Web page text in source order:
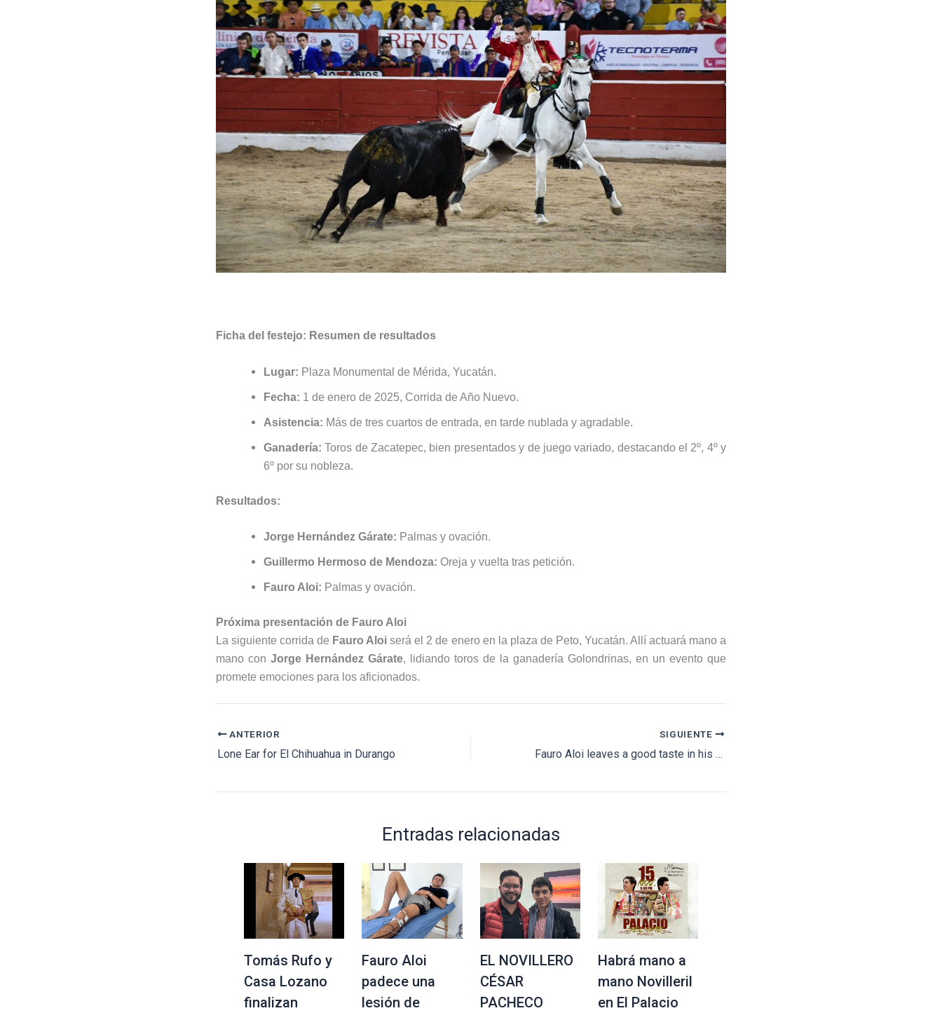
Ficha del festejo: Resumen de resultados
Lugar: Plaza Monumental de Mérida, Yucatán.
Fecha: 1 de enero de 2025, Corrida de Año Nuevo.
Asistencia: Más de tres cuartos de entrada, en tarde nublada y agradable.
Ganadería: Toros de Zacatepec, bien presentados y de juego variado, destacando el 2º, 4º y
6º por su nobleza.
Resultados:
Jorge Hernández Gárate: Palmas y ovación.
Guillermo Hermoso de Mendoza: Oreja y vuelta tras petición.
Fauro Aloi: Palmas y ovación.
Próxima presentación de Fauro Aloi
La siguiente corrida de Fauro Aloi será el 2 de enero en la plaza de Peto, Yucatán. Allí actuará mano a
mano con Jorge Hernández Gárate, lidiando toros de la ganadería Golondrinas, en un evento que
promete emociones para los aficionados.
ANTERIOR
Lone Ear for El Chihuahua in Durango
SIGUIENTE
Fauro Aloi leaves a good taste in his mouth in Mérida
Entradas relacionadas
Tomás Rufo y
Casa Lozano
finalizan
Fauro Aloi
padece una
lesión de
EL NOVILLERO
CÉSAR
PACHECO
Habrá mano a
mano Novilleril
en El Palacio